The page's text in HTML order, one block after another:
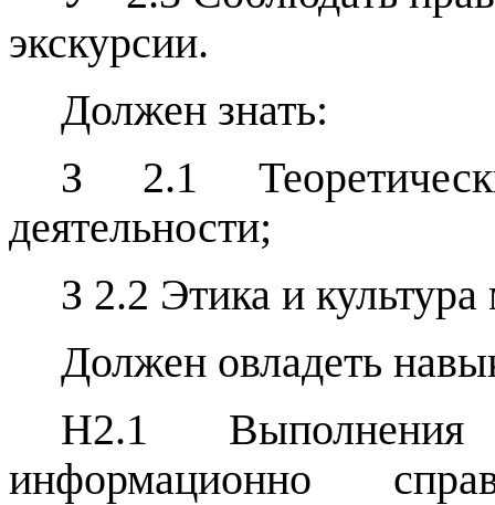
экскурсии.
Должен знать:
З 2.1
деятельности;
З 2.2 Этика и
Должен овладеть
Н2.1 Выполнения
информационно